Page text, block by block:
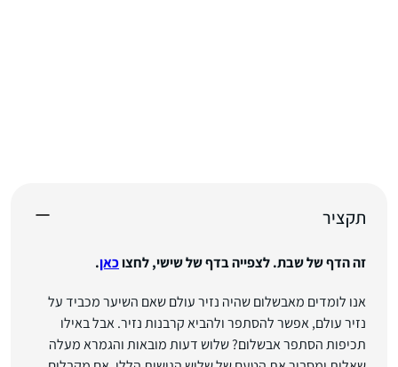
תקציר
זה הדף של שבת. לצפייה בדף של שישי, לחצוכאן.
אנו לומדים מאבשלום שהיה נזיר עולם שאם השיער מכביד על
נזיר עולם, אפשר להסתפר ולהביא קרבנות נזיר. אבל באילו
תכיפות הסתפר אבשלום? שלוש דעות מובאות והגמרא מעלה